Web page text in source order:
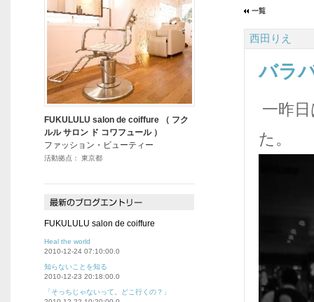
西田りえ
バラ
一昨
た。
FUKULULU salon de coiffure （ フク
ルル サロン ド コワフュール ）
ファッション・ビューティー
活動拠点： 東京都
FUKULULU salon de coiffure
Heal the world
2010-12-24 07:10:00.0
知らないことを知る
2010-12-23 20:18:00.0
「そっちじゃないって。どこ行くの？」